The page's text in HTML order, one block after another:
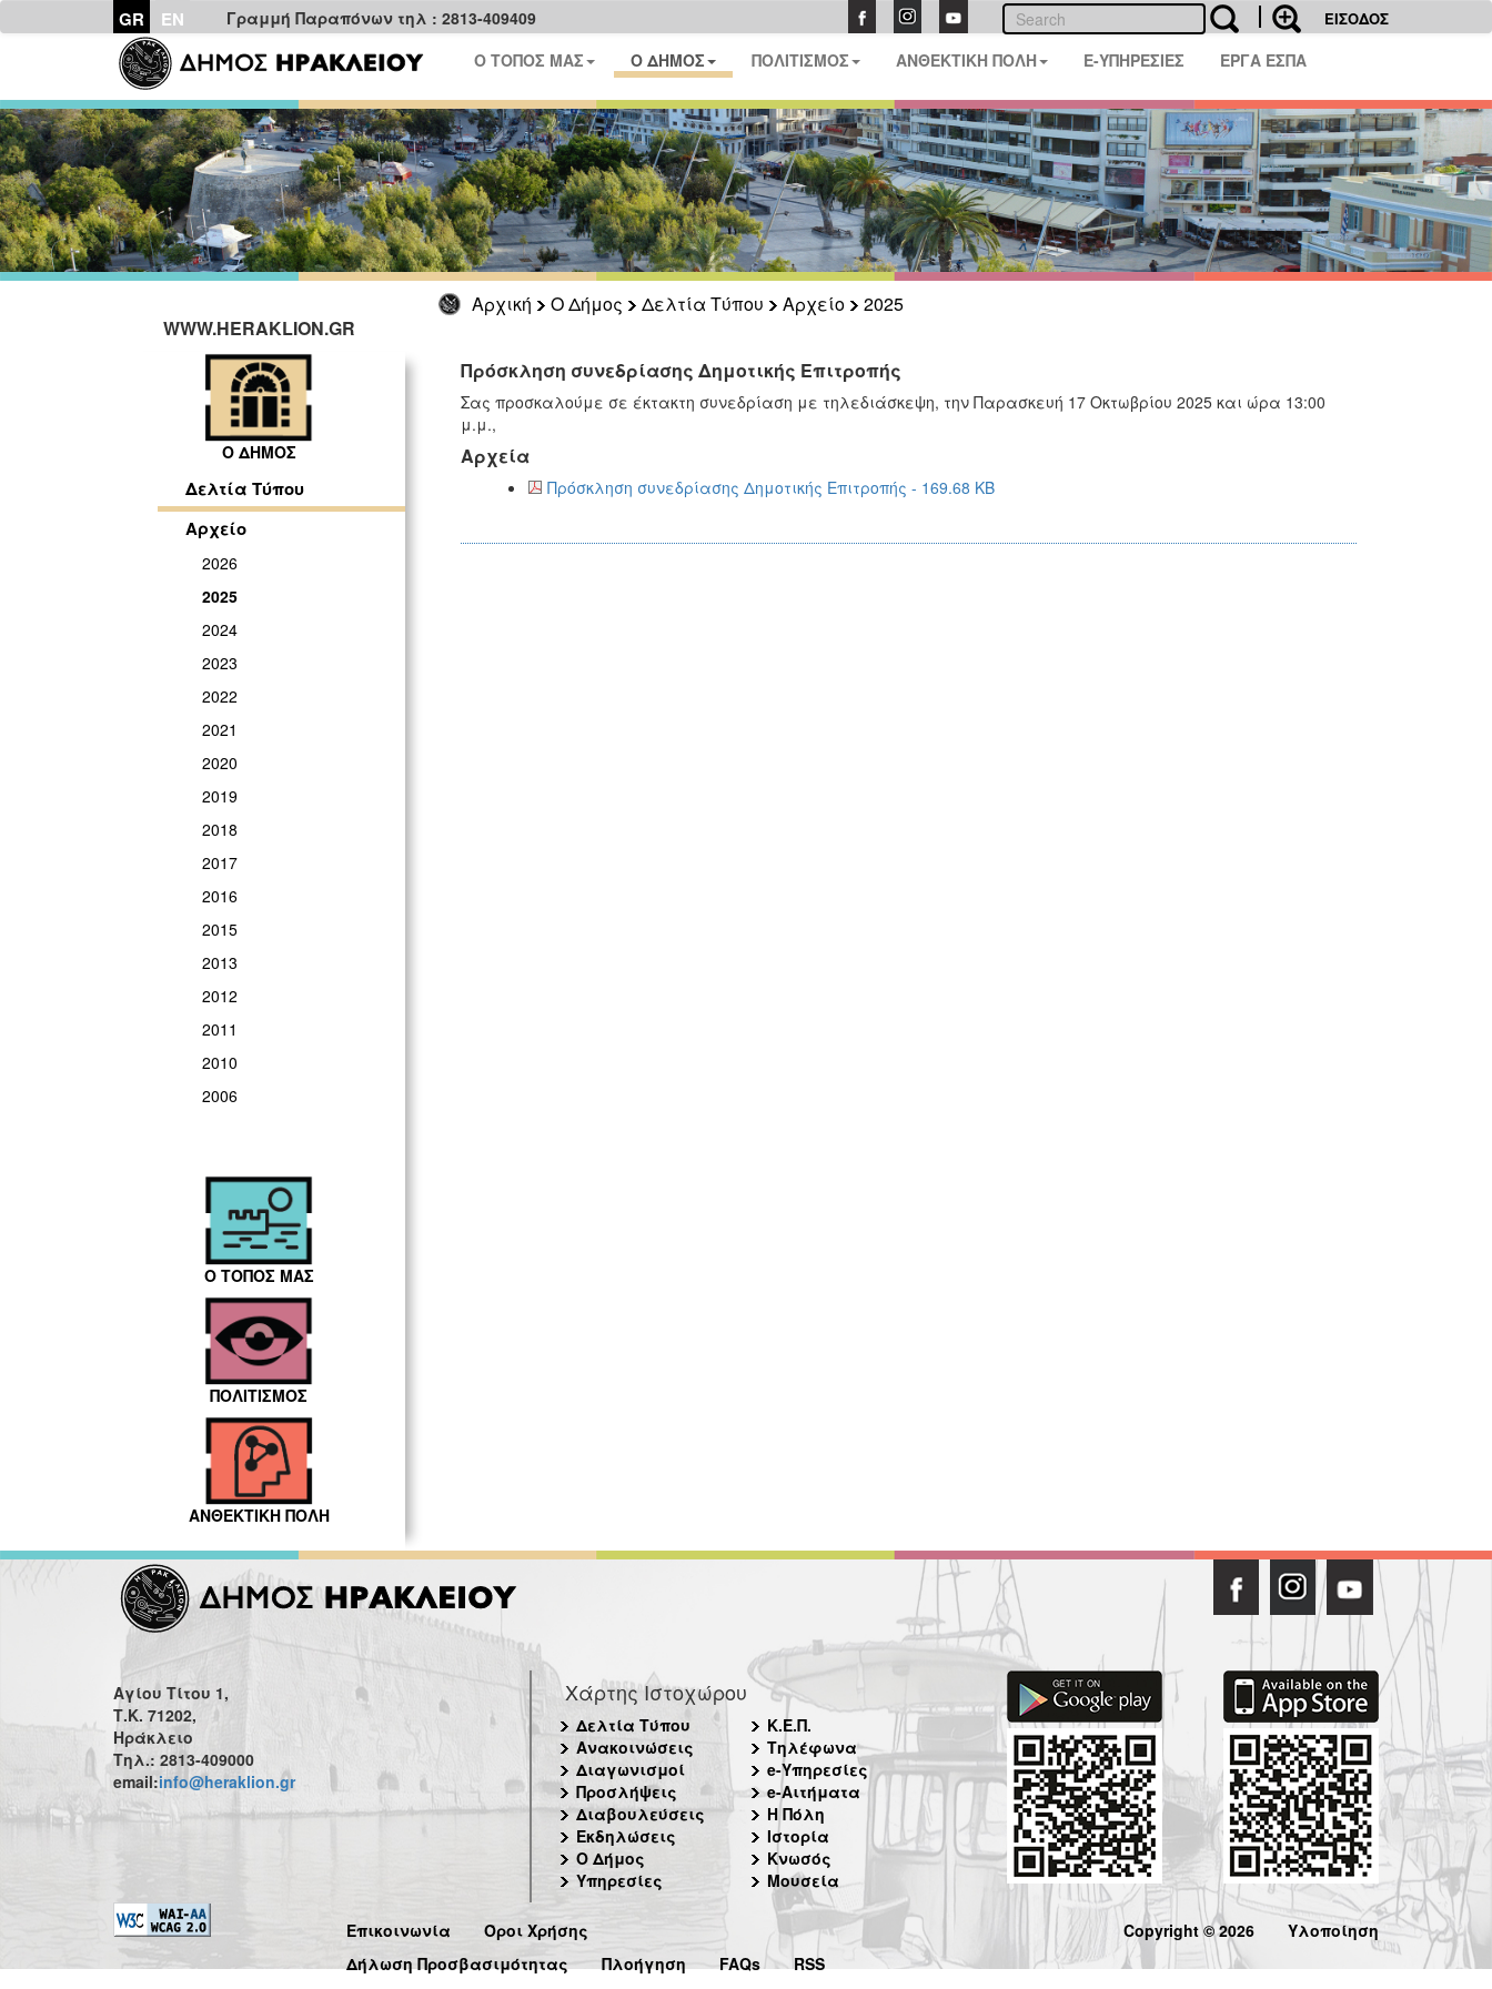
GR EN Γραμμή Παραπόνων τηλ : 2813-409409 ΕΙΣΟΔΟΣ
Ο ΤΟΠΟΣ ΜΑΣ Ο ΔΗΜΟΣ ΠΟΛΙΤΙΣΜΟΣ ΑΝΘΕΚΤΙΚΗ ΠΟΛΗ E-ΥΠΗΡΕΣΙΕΣ ΕΡΓΑ ΕΣΠΑ
Αρχική Ο Δήμος Δελτία Τύπου Αρχείο
2025
WWW.HERAKLION.GR
Ο ΔΗΜΟΣ
Δελτία Τύπου
Αρχείο
2026
2025
2024
2023
2022
2021
2020
2019
2018
2017
2016
2015
2013
2012
2011
2010
2006
Ο ΤΟΠΟΣ ΜΑΣ
ΠΟΛΙΤΙΣΜΟΣ
ΑΝΘΕΚΤΙΚΗ ΠΟΛΗ
Πρόσκληση συνεδρίασης Δημοτικής Επιτροπής
Σας προσκαλούμε σε έκτακτη συνεδρίαση με τηλεδιάσκεψη, την Παρασκευή 17 Οκτωβρίου 2025 και ώρα 13:00
μ.μ.,
Αρχεία
Πρόσκληση συνεδρίασης Δημοτικής Επιτροπής - 169.68 KB
Αγίου Τίτου 1,
Τ.Κ. 71202,
Ηράκλειο
Τηλ.: 2813-409000
email:info@heraklion.gr
Χάρτης Ιστοχώρου
Δελτία Τύπου
Ανακοινώσεις
Διαγωνισμοί
Προσλήψεις
Διαβουλεύσεις
Εκδηλώσεις
Ο Δήμος
Υπηρεσίες
Κ.Ε.Π.
Τηλέφωνα
e-Υπηρεσίες
e-Αιτήματα
Η Πόλη
Ιστορία
Κνωσός
Μουσεία
Επικοινωνία
Όροι Χρήσης
Δήλωση Προσβασιμότητας
Πλοήγηση FAQs RSS
Copyright © 2026 Υλοποίηση